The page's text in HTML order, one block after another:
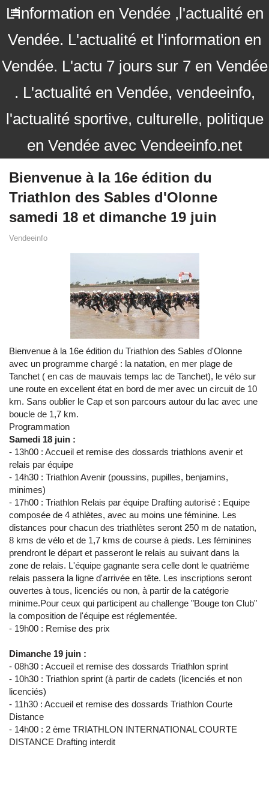
L'information en Vendée ,l'actualité en
Vendée. L'actualité et l'information en
Vendée. L'actu 7 jours sur 7 en Vendée
. L'actualité en Vendée, vendeeinfo,
l'actualité sportive, culturelle, politique
en Vendée avec Vendeeinfo.net
Bienvenue à la 16e édition du
Triathlon des Sables d'Olonne
samedi 18 et dimanche 19 juin
Vendeeinfo
Bienvenue à la 16e édition du Triathlon des Sables d'Olonne
avec un programme chargé : la natation, en mer plage de
Tanchet ( en cas de mauvais temps lac de Tanchet), le vélo sur
une route en excellent état en bord de mer avec un circuit de 10
km. Sans oublier le Cap et son parcours autour du lac avec une
boucle de 1,7 km.
Programmation
Samedi 18 juin :
- 13h00 : Accueil et remise des dossards triathlons avenir et
relais par équipe
- 14h30 : Triathlon Avenir (poussins, pupilles, benjamins,
minimes)
- 17h00 : Triathlon Relais par équipe Drafting autorisé : Equipe
composée de 4 athlètes, avec au moins une féminine. Les
distances pour chacun des triathlètes seront 250 m de natation,
8 kms de vélo et de 1,7 kms de course à pieds. Les féminines
prendront le départ et passeront le relais au suivant dans la
zone de relais. L'équipe gagnante sera celle dont le quatrième
relais passera la ligne d'arrivée en tête. Les inscriptions seront
ouvertes à tous, licenciés ou non, à partir de la catégorie
minime.Pour ceux qui participent au challenge "Bouge ton Club"
la composition de l'équipe est réglementée.
- 19h00 : Remise des prix
Dimanche 19 juin :
- 08h30 : Accueil et remise des dossards Triathlon sprint
- 10h30 : Triathlon sprint (à partir de cadets (licenciés et non
licenciés)
- 11h30 : Accueil et remise des dossards Triathlon Courte
Distance
- 14h00 : 2 ème TRIATHLON INTERNATIONAL COURTE
DISTANCE Drafting interdit